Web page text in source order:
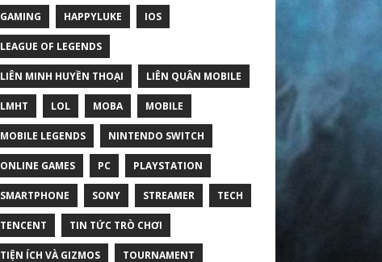
GAMING HAPPYLUKE IOS
LEAGUE OF LEGENDS
LIÊN MINH HUYỀN THOẠI LIÊN QUÂN MOBILE
LMHT LOL MOBA MOBILE
MOBILE LEGENDS NINTENDO SWITCH
ONLINE GAMES PC PLAYSTATION
SMARTPHONE SONY STREAMER TECH
TENCENT TIN TỨC TRÒ CHƠI
TIỆN ÍCH VÀ GIZMOS TOURNAMENT